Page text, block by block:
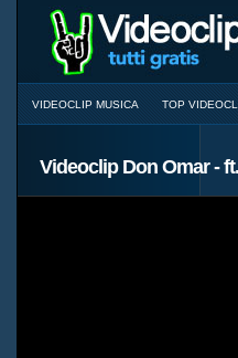
VIDEOCLIP MUSICA TOP
Videoclip Don Omar -